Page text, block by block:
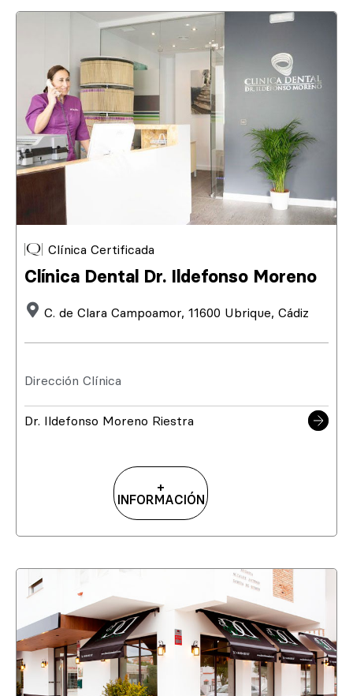
Clínica Certificada
Clínica Dental Dr. Ildefonso Moreno
C. de Clara Campoamor, 11600 Ubrique, Cádiz
Dirección Clínica
Dr. Ildefonso Moreno Riestra
+
INFORMACIÓN